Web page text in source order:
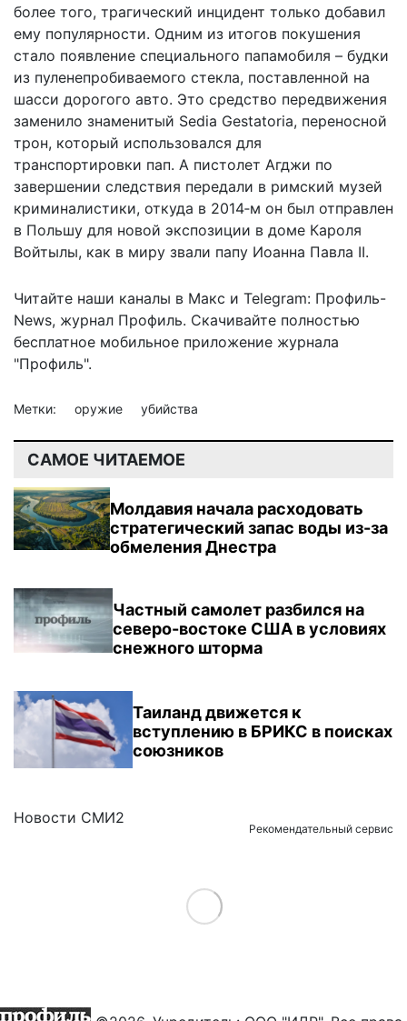
более того, трагический инцидент только добавил
ему популярности. Одним из итогов покушения
стало появление специального папамобиля – будки
из пуленепробиваемого стекла, поставленной на
шасси дорогого авто. Это средство передвижения
заменило знаменитый Sedia Gestatoria, переносной
трон, который использовался для
транспортировки пап. А пистолет Агджи по
завершении следствия передали в римский музей
криминалистики, откуда в 2014‑м он был отправлен
в Польшу для новой экспозиции в доме Кароля
Войтылы, как в миру звали папу Иоанна Павла II.
Читайте наши каналы в Макс и Telegram: Профиль-
News, журнал Профиль. Скачивайте полностью
бесплатное мобильное приложение журнала
"Профиль".
Метки: оружие убийства
САМОЕ ЧИТАЕМОЕ
Молдавия начала расходовать
стратегический запас воды из-за
обмеления Днестра
Частный самолет разбился на
северо-востоке США в условиях
снежного шторма
Таиланд движется к
вступлению в БРИКС в поисках
союзников
Новости СМИ2
Рекомендательный сервис
Load More